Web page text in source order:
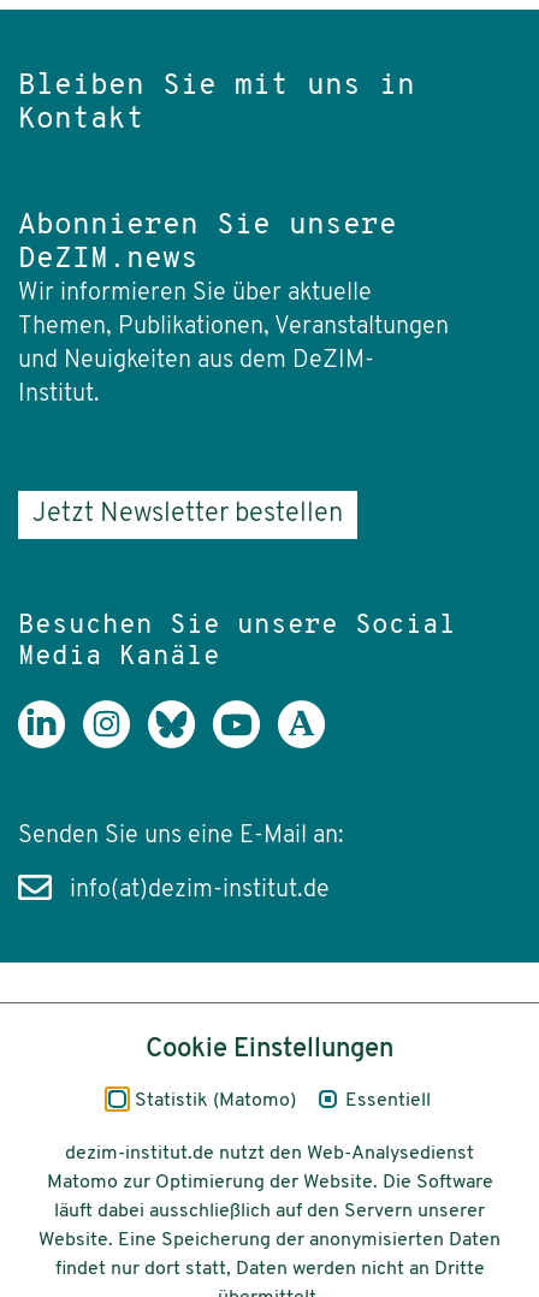
Bleiben Sie mit uns in
Kontakt
Abonnieren Sie unsere
DeZIM.news
Wir informieren Sie über aktuelle
Themen, Publikationen, Veranstaltungen
und Neuigkeiten aus dem DeZIM-
Institut.
Jetzt Newsletter bestellen
Besuchen Sie unsere Social
Media Kanäle
Senden Sie uns eine E-Mail an:
info(at)dezim-institut.de
Impressum
Datenschutz
Barrierefreiheit
© 2026 Deutsches Zentrum für
Integrations-
Cookie Einstellungen
Statistik (Matomo) Essentiell
dezim-institut.de nutzt den Web-Analysedienst
Matomo zur Optimierung der Website. Die Software
läuft dabei ausschließlich auf den Servern unserer
Website. Eine Speicherung der anonymisierten Daten
findet nur dort statt, Daten werden nicht an Dritte